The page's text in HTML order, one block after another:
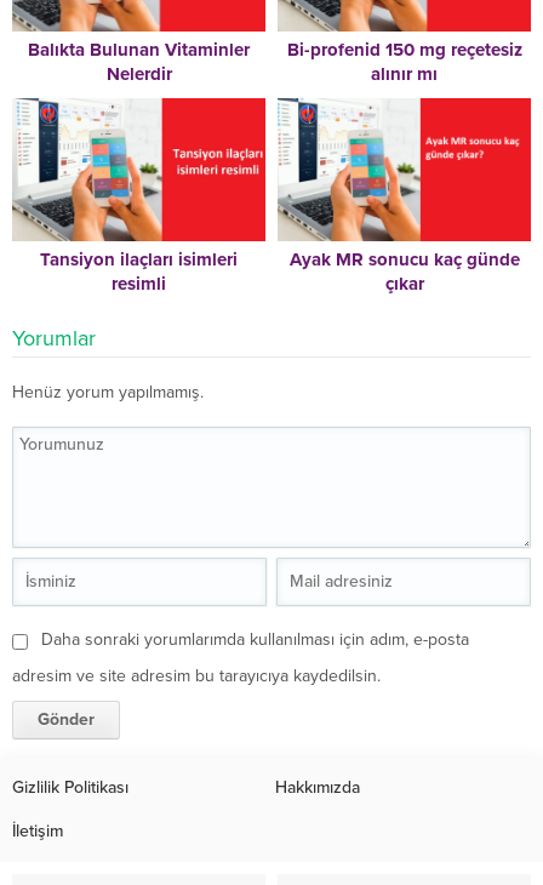
Balıkta Bulunan Vitaminler
Nelerdir
Bi-profenid 150 mg reçetesiz
alınır mı
Tansiyon ilaçları isimleri
resimli
Ayak MR sonucu kaç günde
çıkar
Yorumlar
Henüz yorum yapılmamış.
Daha sonraki yorumlarımda kullanılması için adım, e-posta
adresim ve site adresim bu tarayıcıya kaydedilsin.
Gizlilik Politikası Hakkımızda
İletişim